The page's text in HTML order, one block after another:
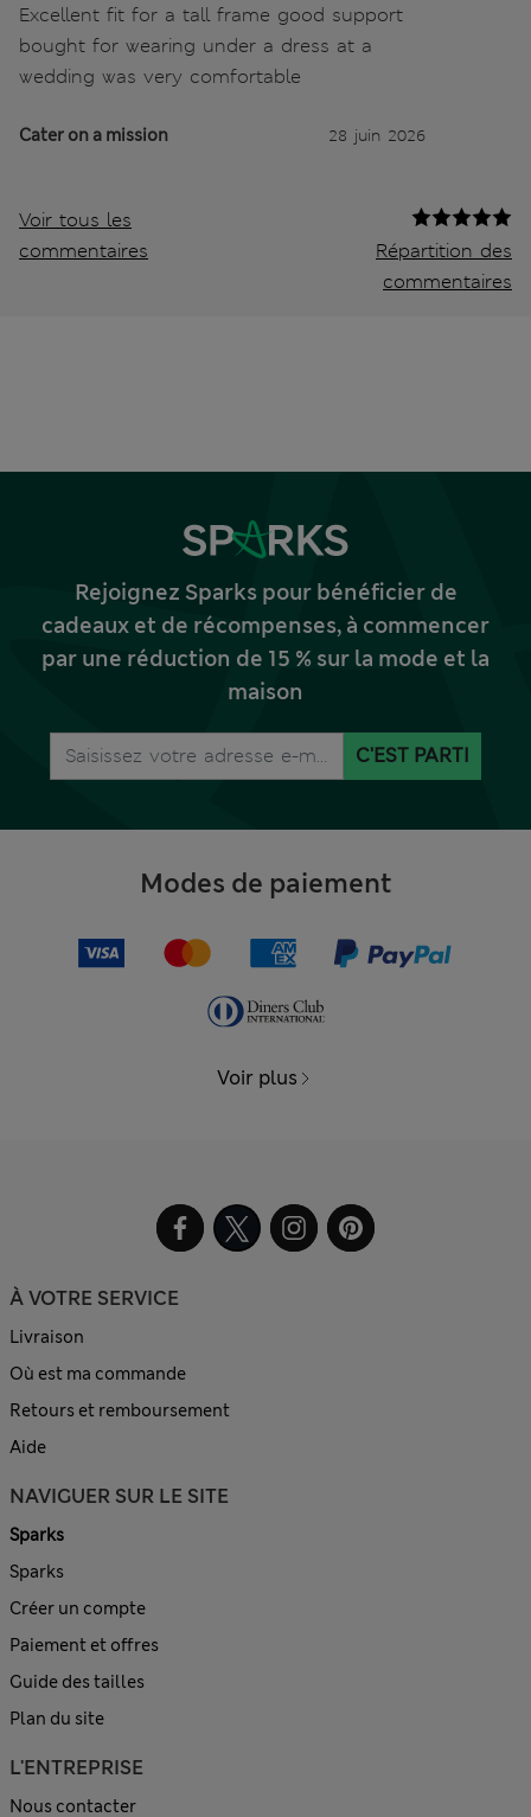
Excellent fit for a tall frame good support
bought for wearing under a dress at a
wedding was very comfortable
Cater on a mission 28 juin 2026
Voir tous les
commentaires
Répartition des
commentaires
Rejoignez Sparks pour bénéficier de
cadeaux et de récompenses, à commencer
par une réduction de 15 % sur la mode et la
maison
C'EST PARTI
Modes de paiement
Voir plus
À VOTRE SERVICE
Livraison
Où est ma commande
Retours et remboursement
Aide
NAVIGUER SUR LE SITE
Sparks
Sparks
Créer un compte
Paiement et offres
Guide des tailles
Plan du site
L'ENTREPRISE
Nous contacter